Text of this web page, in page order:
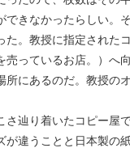
できなかったらしい
た。教授に指定された
売っているお店。）へ
所にあるのだ。教授の
さ辿り着いたコピー屋
が違うことと日本製の